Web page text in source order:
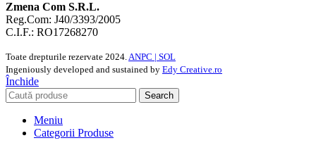
Zmena Com S.R.L.
Reg.Com: J40/3393/2005
C.I.F.: RO17268270
Toate drepturile rezervate 2024.ANPC | SOL
Ingeniously developed and sustained by Edy Creative.ro
Închide
Search
Meniu
Categorii Produse